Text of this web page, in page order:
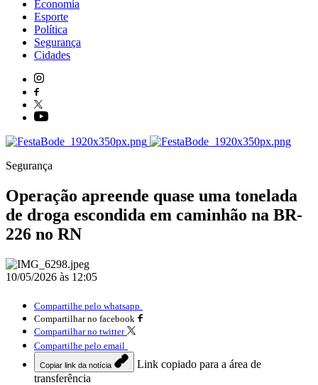
Economia
Esporte
Política
Segurança
Cidades
Segurança
Operação apreende quase uma tonelada
de droga escondida em caminhão na BR-
226 no RN
10/05/2026 às 12:05
Compartilhe pelo whatsapp
Compartilhar no facebook
Compartilhar no twitter
Compartilhe pelo email
Copiar link da notícia
Link copiado para a área de
transferência